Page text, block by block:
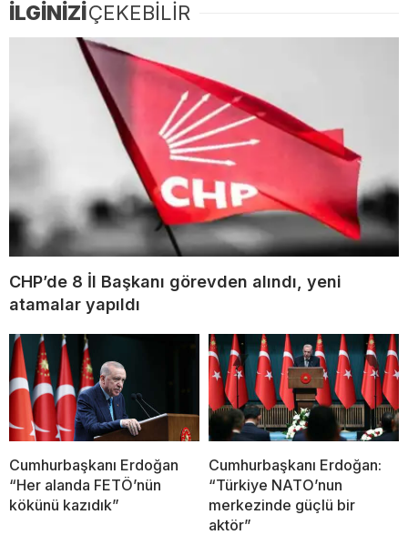
İLGİNİZİÇEKEBİLİR
CHP’de 8 İl Başkanı görevden alındı, yeni
atamalar yapıldı
Cumhurbaşkanı Erdoğan
“Her alanda FETÖ’nün
kökünü kazıdık”
Cumhurbaşkanı Erdoğan:
“Türkiye NATO’nun
merkezinde güçlü bir
aktör”